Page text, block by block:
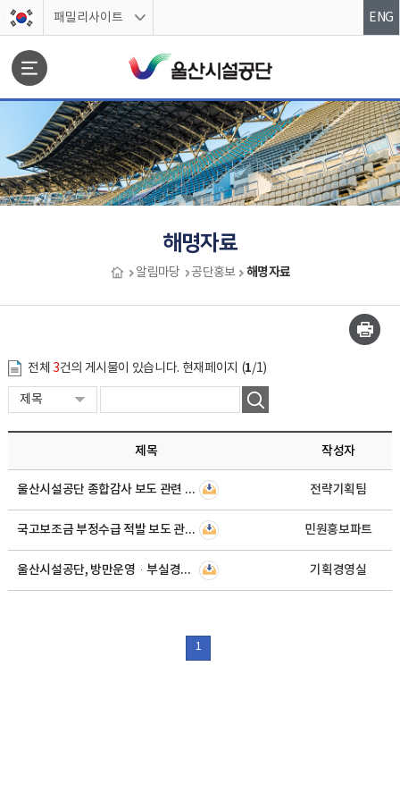
스킵네비게이션
패밀리사이트 ENG
해명자료
알림마당 공단홍보 해명자료
해명자료 시작
전체 3건의 게시물이 있습니다. 현재페이지 (1/1)
제목 작성자
울산시설공단 종합감사 보도 관련 해명 자료 전략기획팀
국고보조금 부정수급 적발 보도 관련 해명자료 민원홍보파트
울산시설공단, 방만운영·부실경영 보도 관련 해명자료 기획경영실
1